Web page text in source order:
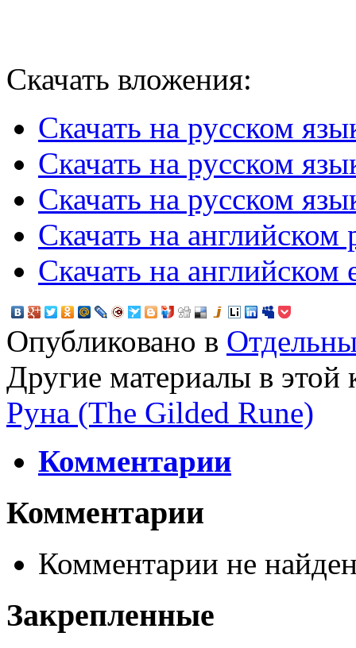
Скачать вложения:
Скачать на русском
Скачать на русском
Скачать на русском
Скачать на английском
Скачать на английском
Опубликовано в
Другие материалы в этой
Руна (The Gilded Rune)
Комментарии
Комментарии
Комментарии не
Закрепленные